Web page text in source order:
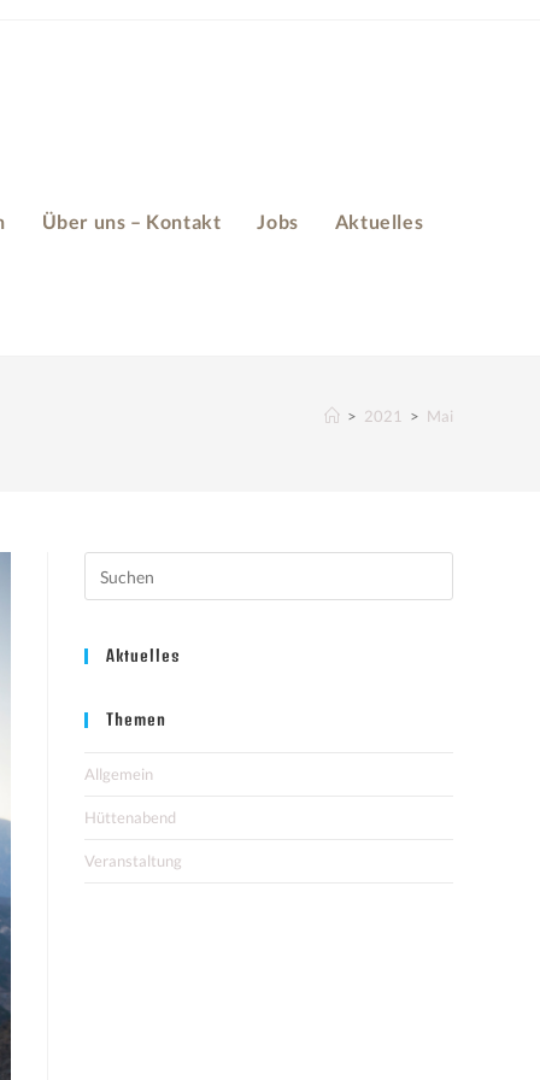
Über uns – Kontakt Jobs Aktuelles
> 2021 > Mai
Aktuelles
Themen
Allgemein
Hüttenabend
Veranstaltung